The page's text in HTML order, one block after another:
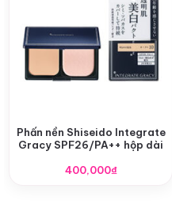
Phấn nền Shiseido Integrate
Gracy SPF26/PA++ hộp dài
400,000₫